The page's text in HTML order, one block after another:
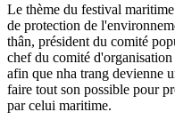
Le thème du festival
de protection de
thân, président du comité
chef du comité
afin que nha trang devienne
faire tout son possible pour
par celui maritime.